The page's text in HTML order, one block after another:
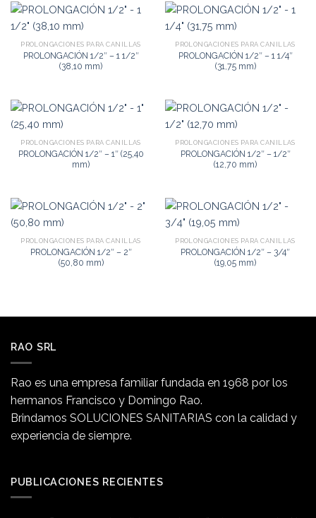
PROLONGACIONES PARA CANILLAS
PROLONGACIÓN 1/2″ – 1 1/2″
(38,10 mm)
PROLONGACIONES PARA CANILLAS
PROLONGACIÓN 1/2″ – 1 1/4″
(31,75 mm)
PROLONGACIONES PARA CANILLAS
PROLONGACIÓN 1/2″ – 1″ (25,40
mm)
PROLONGACIONES PARA CANILLAS
PROLONGACIÓN 1/2″ – 1/2″
(12,70 mm)
PROLONGACIONES PARA CANILLAS
PROLONGACIÓN 1/2″ – 2″
(50,80 mm)
PROLONGACIONES PARA CANILLAS
PROLONGACIÓN 1/2″ – 3/4″
(19,05 mm)
RAO SRL
Rao es una empresa familiar fundada en 1968 por los
hermanos Francisco y Domingo Rao.
Brindamos SOLUCIONES SANITARIAS con la calidad y
experiencia de siempre.
PUBLICACIONES RECIENTES